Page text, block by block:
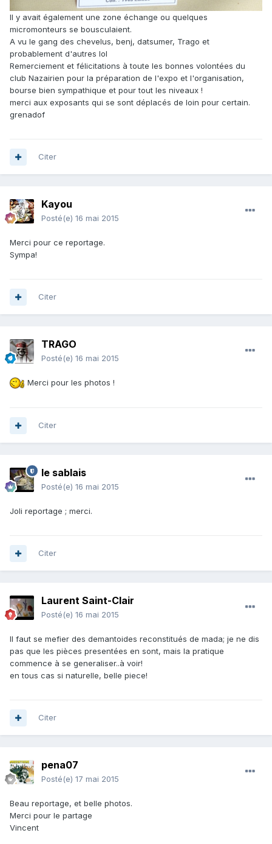
Il y avait également une zone échange ou quelques
micromonteurs se bousculaient.
A vu le gang des chevelus, benj, datsumer, Trago et
probablement d'autres lol
Remerciement et félicitations à toute les bonnes volontées du
club Nazairien pour la préparation de l'expo et l'organisation,
bourse bien sympathique et pour tout les niveaux !
merci aux exposants qui se sont déplacés de loin pour certain.
grenadof
Citer
Kayou
Posté(e) 16 mai 2015
Merci pour ce reportage.
Sympa!
Citer
TRAGO
Posté(e) 16 mai 2015
Merci pour les photos !
Citer
le sablais
Posté(e) 16 mai 2015
Joli reportage ; merci.
Citer
Laurent Saint-Clair
Posté(e) 16 mai 2015
Il faut se mefier des demantoides reconstitués de mada; je ne dis
pas que les pièces presentées en sont, mais la pratique
commence à se generaliser..à voir!
en tous cas si naturelle, belle piece!
Citer
pena07
Posté(e) 17 mai 2015
Beau reportage, et belle photos.
Merci pour le partage
Vincent